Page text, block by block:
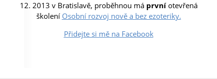
12. 2013 v Bratislavě, proběhnou má prvníotevřená
školení Osobní rozvoj nově a bez ezoteriky.
Přidejte si mě na Facebook